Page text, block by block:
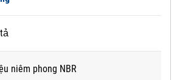
niêm phong NBR